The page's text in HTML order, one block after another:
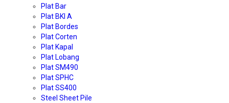
Plat Bar
Plat BKI A
Plat Bordes
Plat Corten
Plat Kapal
Plat Lobang
Plat SM490
Plat SPHC
Plat SS400
Steel Sheet Pile